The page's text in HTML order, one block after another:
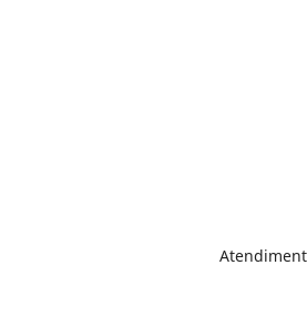
Atendimento: Segunda á
Telefone/